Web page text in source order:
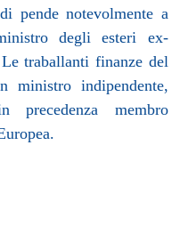
notevolmente a
degli esteri ex-
traballanti finanze del
ministro indipendente,
precedenza membro